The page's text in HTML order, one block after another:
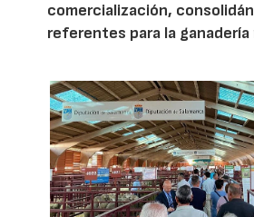
comercialización,
referentes para la ganadería